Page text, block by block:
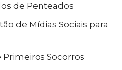
de Penteados
de Mídias Sociais para
Socorros